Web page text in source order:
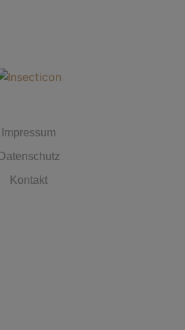
Impressum
Datenschutz
Kontakt